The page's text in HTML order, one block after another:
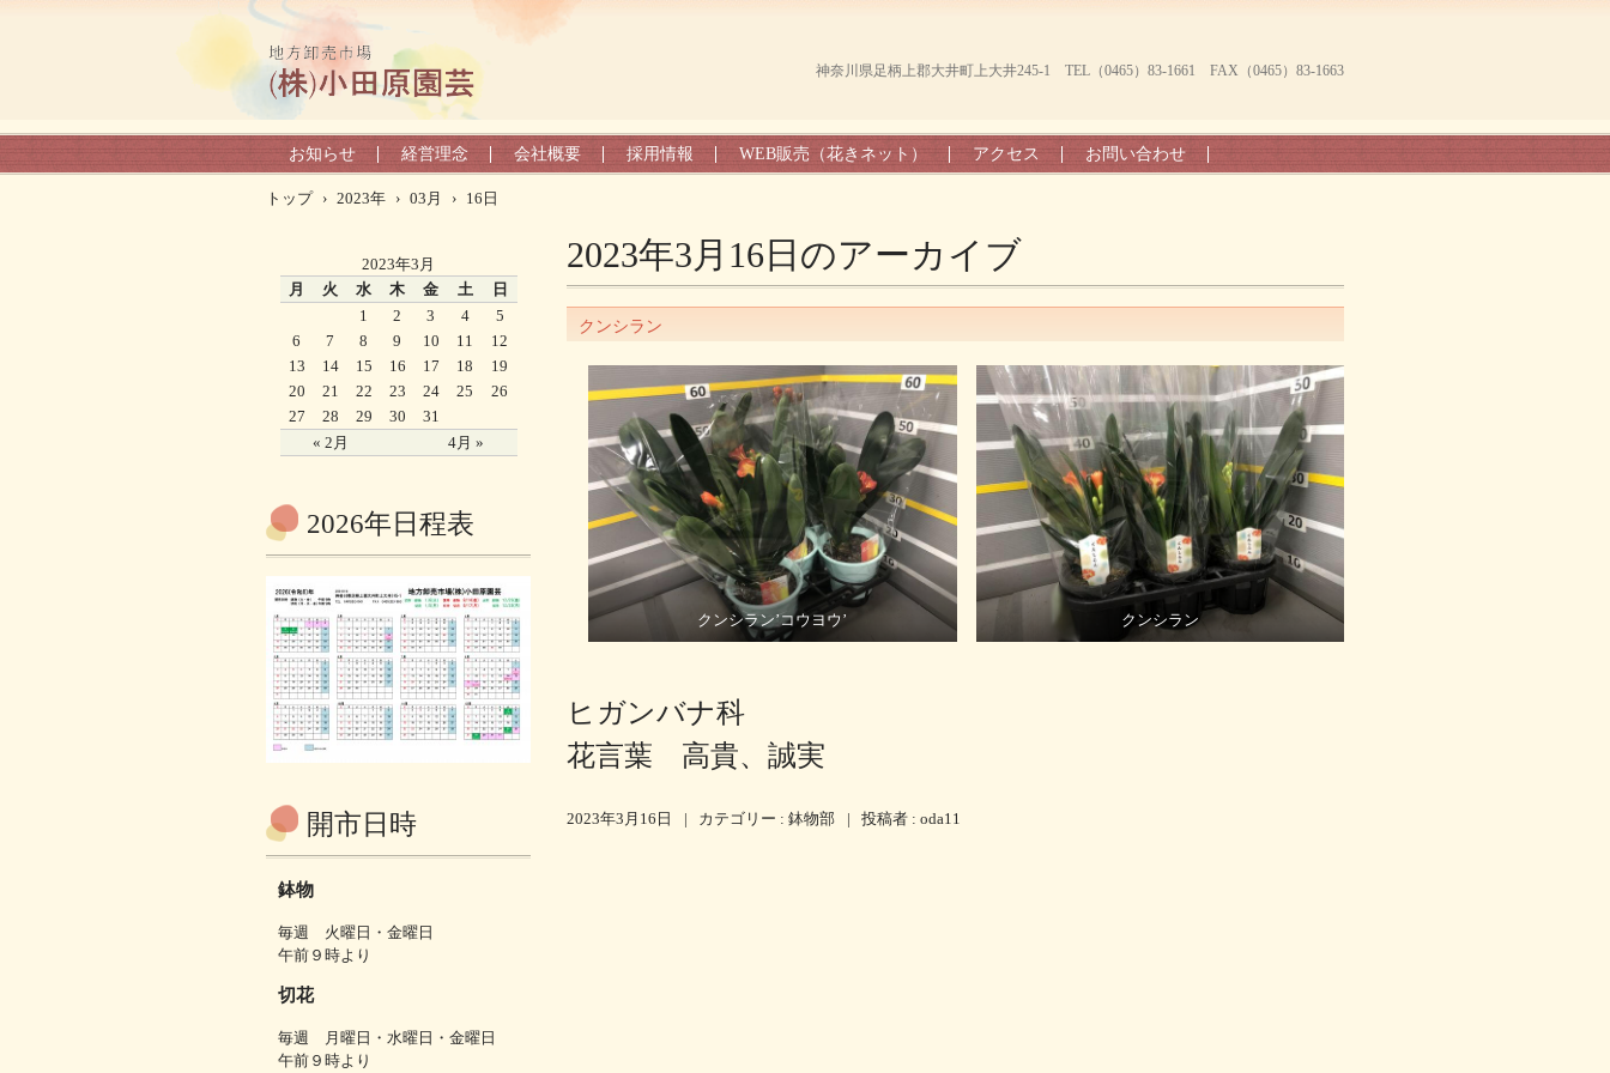
神奈川県足柄上郡大井町上大井245-1 TEL（0465）83-1661 FAX（0465）83-1663
お知らせ 経営理念 会社概要 採用情報 WEB販売（花きネット） アクセス お問い合わせ
トップ › 2023年 › 03月 › 16日
2023年3月16日 のアーカイブ
クンシラン
クンシラン’コウヨウ’ クンシラン
ヒガンバナ科
花言葉 高貴、誠実
2023年3月16日 | カテゴリー : 鉢物部 | 投稿者 : oda11
2023年3月
月
火 水 木 金 土 日
« 2月 4月 »
1 2 3 4
5
6
7 8 9 10 11
12
13
14 15 16 17 18
19
20
21 22 23 24 25
26
27
28 29 30 31
2026年日程表
開市日時
鉢物
毎週 火曜日・金曜日
午前９時より
切花
毎週 月曜日・水曜日・金曜日
午前９時より